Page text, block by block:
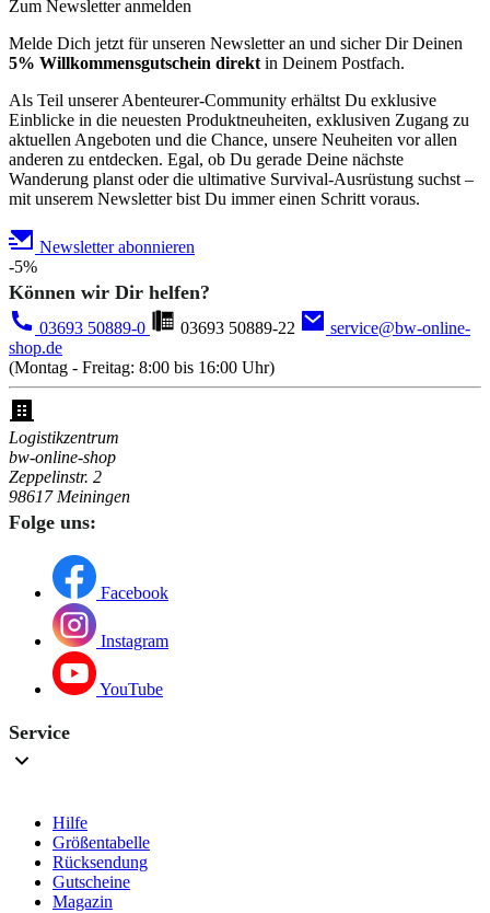
Zum Newsletter anmelden
Melde Dich jetzt für unseren Newsletter an und sicher Dir Deinen
5% Willkommensgutschein direkt in Deinem Postfach.
Als Teil unserer Abenteurer-Community erhältst Du exklusive
Einblicke in die neuesten Produktneuheiten, exklusiven Zugang zu
aktuellen Angeboten und die Chance, unsere Neuheiten vor allen
anderen zu entdecken. Egal, ob Du gerade Deine nächste
Wanderung planst oder die ultimative Survival-Ausrüstung suchst –
mit unserem Newsletter bist Du immer einen Schritt voraus.
Newsletter abonnieren
-5%
Können wir Dir helfen?
03693 50889-0 03693 50889-22
service@bw-online-
shop.de
(Montag - Freitag: 8:00 bis 16:00 Uhr)
Logistikzentrum
bw-online-shop
Zeppelinstr. 2
98617 Meiningen
Folge uns:
Facebook
Instagram
YouTube
Service
Hilfe
Größentabelle
Rücksendung
Gutscheine
Magazin